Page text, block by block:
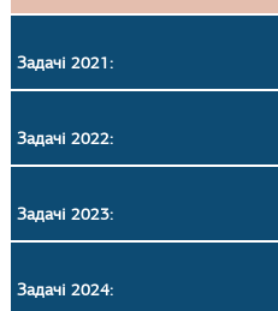
Задачі 2021:
Задачі 2022:
Задачі 2023:
Задачі 2024: